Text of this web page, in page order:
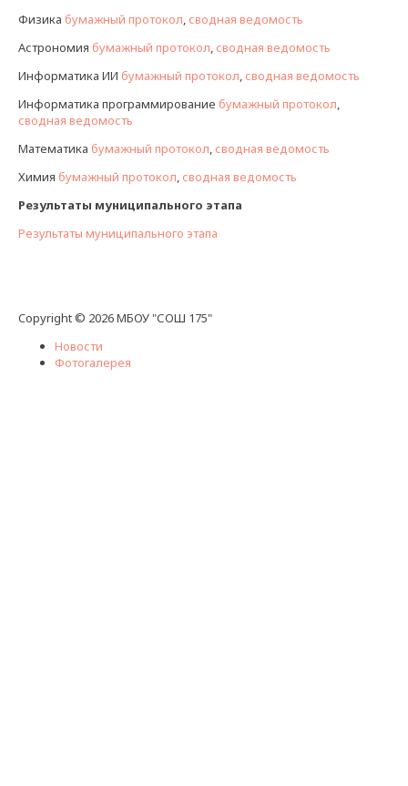
Физика бумажный протокол, сводная ведомость
Астрономия бумажный протокол, сводная ведомость
Информатика ИИ бумажный протокол, сводная ведомость
Информатика программирование бумажный протокол,
сводная ведомость
Математика бумажный протокол, сводная ведомость
Химия бумажный протокол, сводная ведомость
Результаты муниципального этапа
Результаты муниципального этапа
Copyright © 2026 МБОУ "СОШ 175"
Новости
Фотогалерея